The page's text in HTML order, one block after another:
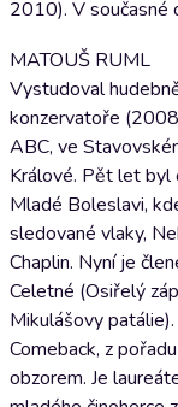
2010). V současné
MATOUŠ RUML
Vystudoval
konzervatoře
ABC, ve
Králové. Pět let byl
Mladé Boleslavi,
sledované vlaky,
Chaplin. Nyní je
Celetné (Osiřelý
Mikulášovy
Comeback, z
obzorem. Je